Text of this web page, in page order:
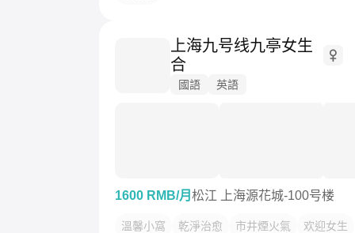
上海九号线九亭女生
合
國語 英語
1600 RMB/月 松江 上海源花城-100号楼
溫馨小窩 乾淨治愈 市井煙火氣 欢迎女生